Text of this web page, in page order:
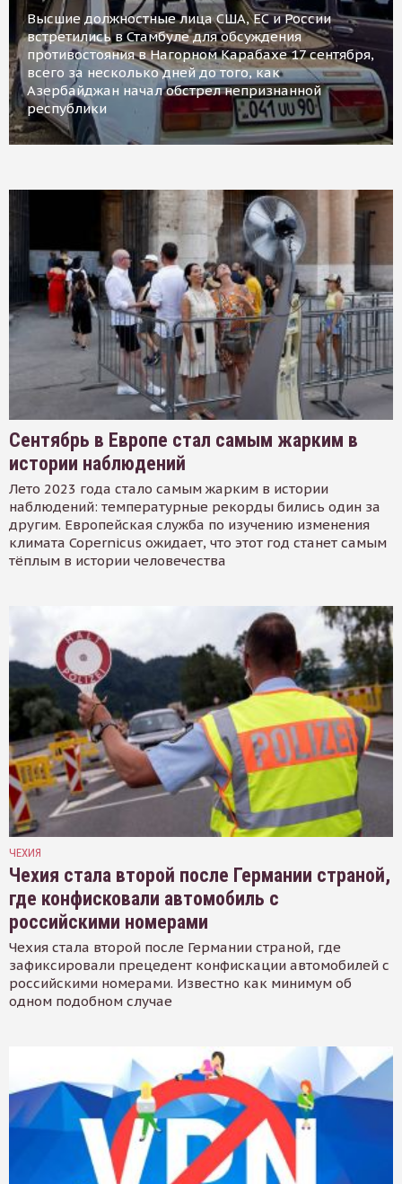
Высшие должностные лица США, ЕС и России
встретились в Стамбуле для обсуждения
противостояния в Нагорном Карабахе 17 сентября,
всего за несколько дней до того, как
Азербайджан начал обстрел непризнанной
республики
Сентябрь в Европе стал самым жарким в
истории наблюдений
Лето 2023 года стало самым жарким в истории
наблюдений: температурные рекорды бились один за
другим. Европейская служба по изучению изменения
климата Copernicus ожидает, что этот год станет самым
тёплым в истории человечества
ЧЕХИЯ
Чехия стала второй после Германии страной,
где конфисковали автомобиль с
российскими номерами
Чехия стала второй после Германии страной, где
зафиксировали прецедент конфискации автомобилей с
российскими номерами. Известно как минимум об
одном подобном случае